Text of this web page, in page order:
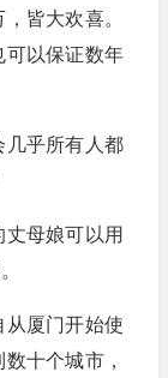
皆大欢喜。
可以保证数年
乎所有人都
母娘可以用
厦门开始使
十个城市，